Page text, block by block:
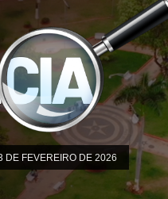
DE FEVEREIRO DE 2026